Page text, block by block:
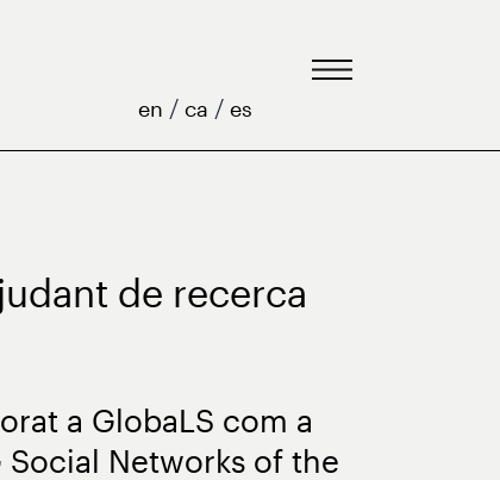
en / ca / es
de recerca
a GlobaLS com a
​​Social Networks of the